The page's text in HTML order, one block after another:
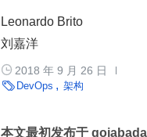
Leonardo Brito
刘嘉洋
 2018 年 9 月 26 日
 DevOps 架构
本文最初发布于